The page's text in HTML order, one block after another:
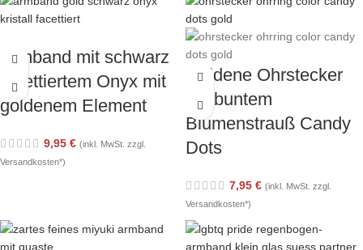
Armband mit schwarz
facettiertem Onyx mit
goldenem Element
9,95 € (inkl. MwSt. zzgl.
Versandkosten*)
Goldene Ohrstecker
mit buntem
Blumenstrauß Candy
Dots
7,95 € (inkl. MwSt. zzgl.
Versandkosten*)